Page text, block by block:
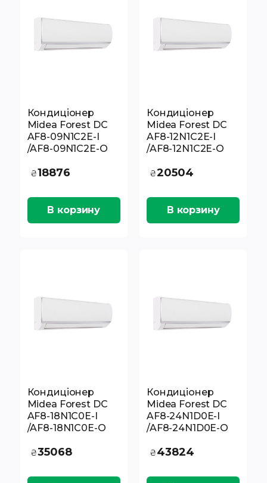
Кондиціонер
Midea Forest DC
AF8-09N1C2E-I
/AF8-09N1C2E-O
₴18876
В корзину
Кондиціонер
Midea Forest DC
AF8-12N1C2E-I
/AF8-12N1C2E-O
₴20504
В корзину
Кондиціонер
Midea Forest DC
AF8-18N1C0E-I
/AF8-18N1C0E-O
₴35068
Кондиціонер
Midea Forest DC
AF8-24N1D0E-I
/AF8-24N1D0E-O
₴43824